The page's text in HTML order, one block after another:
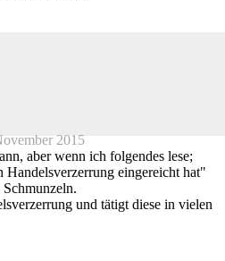
2015
aber wenn ich folgendes lese;
eingereicht hat"
und tätigt diese in vielen